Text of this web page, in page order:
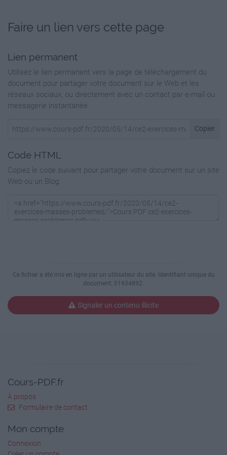
neen
les ?
10 x 200 kg= 2 000 kg = 2t
10 caisses.
Julien part en randonnée. Dans son sac à dos
qui pèse 3kg, il met sa tente
son sac de couchage de
Il devra porter 6 kg 480 g
3 000 + 2 500 + 900 + 80 = 6 480
http://www.i-profs.fr
CE2
Nom : …………………………….
unités de masse.
Mesures
Date : …………………………….
4 Résous les problèmes suivants. Réponds
par une phrase et inscris les calculs
que tu as effectués.
Faire un lien vers cette page
Lien permanent
Utilisez le lien permanent vers la page de téléchargement du
document pour partager votre document sur le Web et les
réseaux sociaux, ou directement avec un contact par e-mail ou
messagerie instantanée
Copier
Code HTML
Copiez le code suivant pour partager votre document sur un site
Web ou un Blog:
Ce fichier a été mis en ligne par un utilisateur du site. Identifiant unique du
document: 01934892.
Signaler un contenu illicite
Cours-PDF.fr
À propos
Formulaire de contact
Mon compte
Connexion